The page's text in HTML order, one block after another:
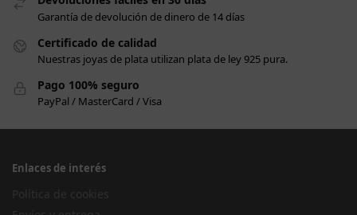
Garantía de devolución de dinero de 14 días
Certificado de calidad
Nuestras joyas de plata utilizan plata de ley 925 pura.
Pago 100% seguro
PayPal / MasterCard / Visa
Enlaces de interés